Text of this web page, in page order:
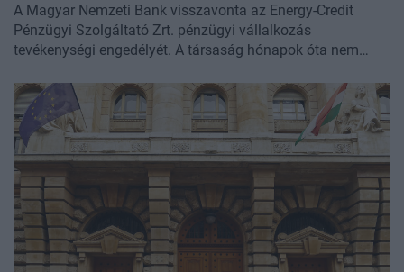
A Magyar Nemzeti Bank visszavonta az Energy-Credit
Pénzügyi Szolgáltató Zrt. pénzügyi vállalkozás
tevékenységi engedélyét. A társaság hónapok óta nem
fizette be a kiszabott bírságokat, és nem nyújt adatokat a
Központi Hitelinformációs Rendszernek sem - közölte az
MNB.